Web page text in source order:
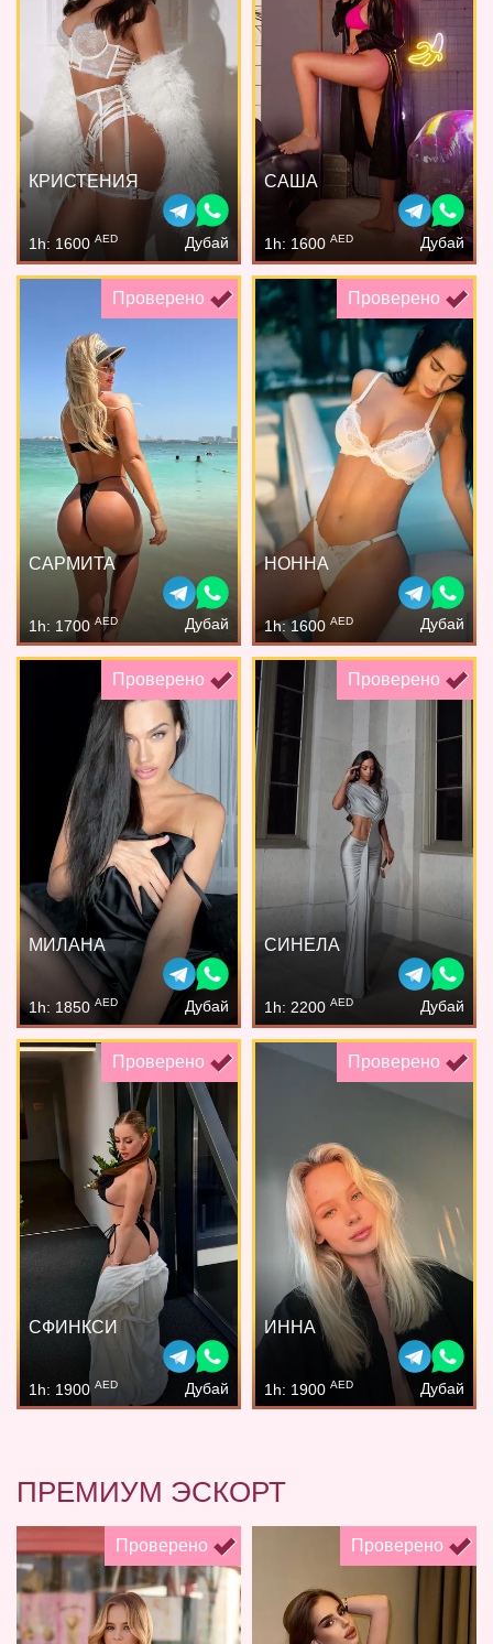
КРИСТЕНИЯ
1h: 1600 AED Дубай
САША
1h: 1600 AED Дубай
Проверено
САРМИТА
1h: 1700 AED Дубай
Проверено
НОННА
1h: 1600 AED Дубай
Проверено
МИЛАНА
1h: 1850 AED Дубай
Проверено
СИНЕЛА
1h: 2200 AED Дубай
Проверено
СФИНКСИ
1h: 1900 AED Дубай
Проверено
ИННА
1h: 1900 AED Дубай
ПРЕМИУМ ЭСКОРТ
Проверено Проверено